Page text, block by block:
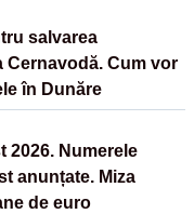
salvarea
Cernavodă. Cum vor
în Dunăre
2026. Numerele
anunțate. Miza
de euro